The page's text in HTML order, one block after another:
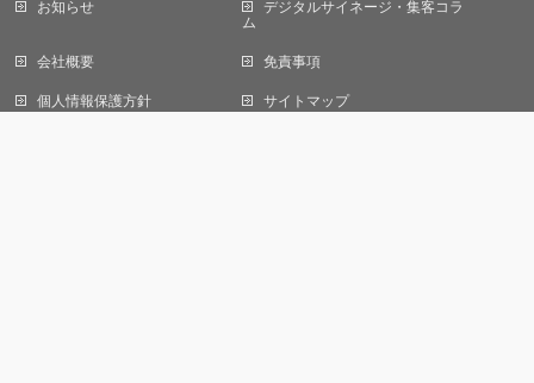
当サイトではCookieを使用します。Cookieの使用に関する詳細は「プライバ
シーポリシー」をご覧ください。
お知らせ
デジタルサイネージ・集客コラ
ム
会社概要 免責事項
個人情報保護方針 サイトマップ